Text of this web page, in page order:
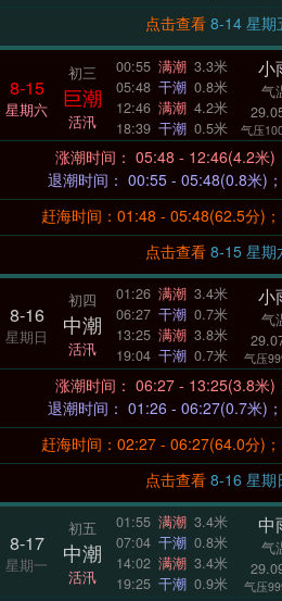
点击查看
8-14 星
8-15
星期六
初三
巨潮
活汛
00:55 满潮 3.3米
05:48 干潮 0.8米
12:46 满潮 4.2米
18:39 干潮 0.5米
小
气
气压
涨潮时间： 05:48 -
退潮时间： 00:55 -
赶海时间：01:48 - 05:48(62.5分)
点击查看
8-15 星
8-16
星期日
初四
中潮
活汛
01:26 满潮 3.4米
06:27 干潮 0.7米
13:25 满潮 3.8米
19:04 干潮 0.7米
小
气
气压
涨潮时间： 06:27 -
退潮时间： 01:26 -
赶海时间：02:27 - 06:27(64.0分)
点击查看
8-16 星
8-17
星期一
初五
中潮
活汛
01:55 满潮 3.4米
07:04 干潮 0.8米
14:02 满潮 3.4米
19:25 干潮 0.9米
中
气
气压